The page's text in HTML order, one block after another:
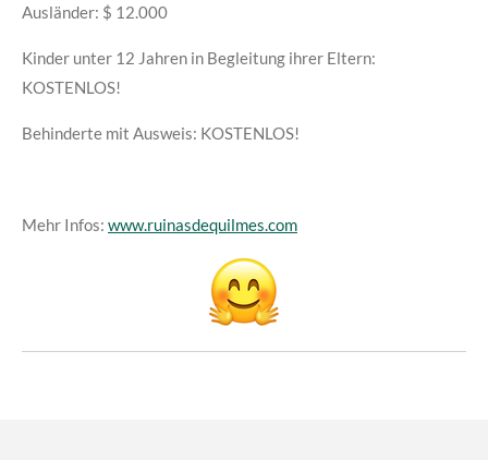
Ausländer: $ 12.000
Kinder unter 12 Jahren in Begleitung ihrer Eltern:
KOSTENLOS!
Behinderte mit Ausweis: KOSTENLOS!
Mehr Infos: www.ruinasdequilmes.com